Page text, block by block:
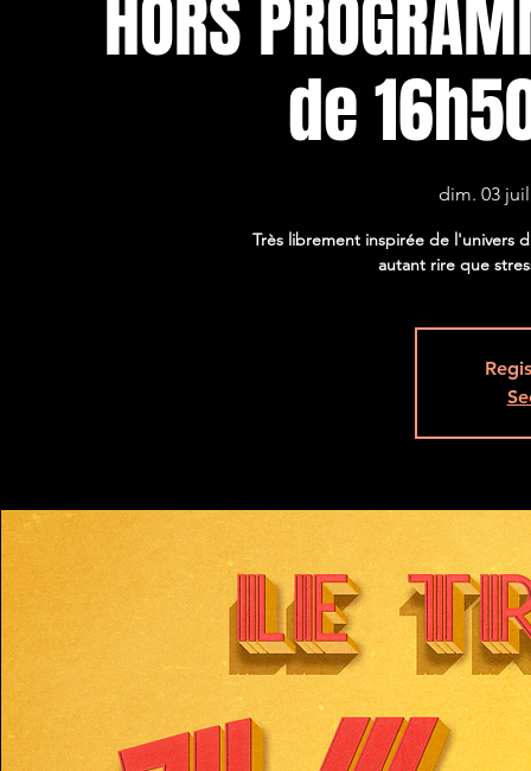
HORS
de
dim. 03
Très librement inspirée de l'univers
autant rire que